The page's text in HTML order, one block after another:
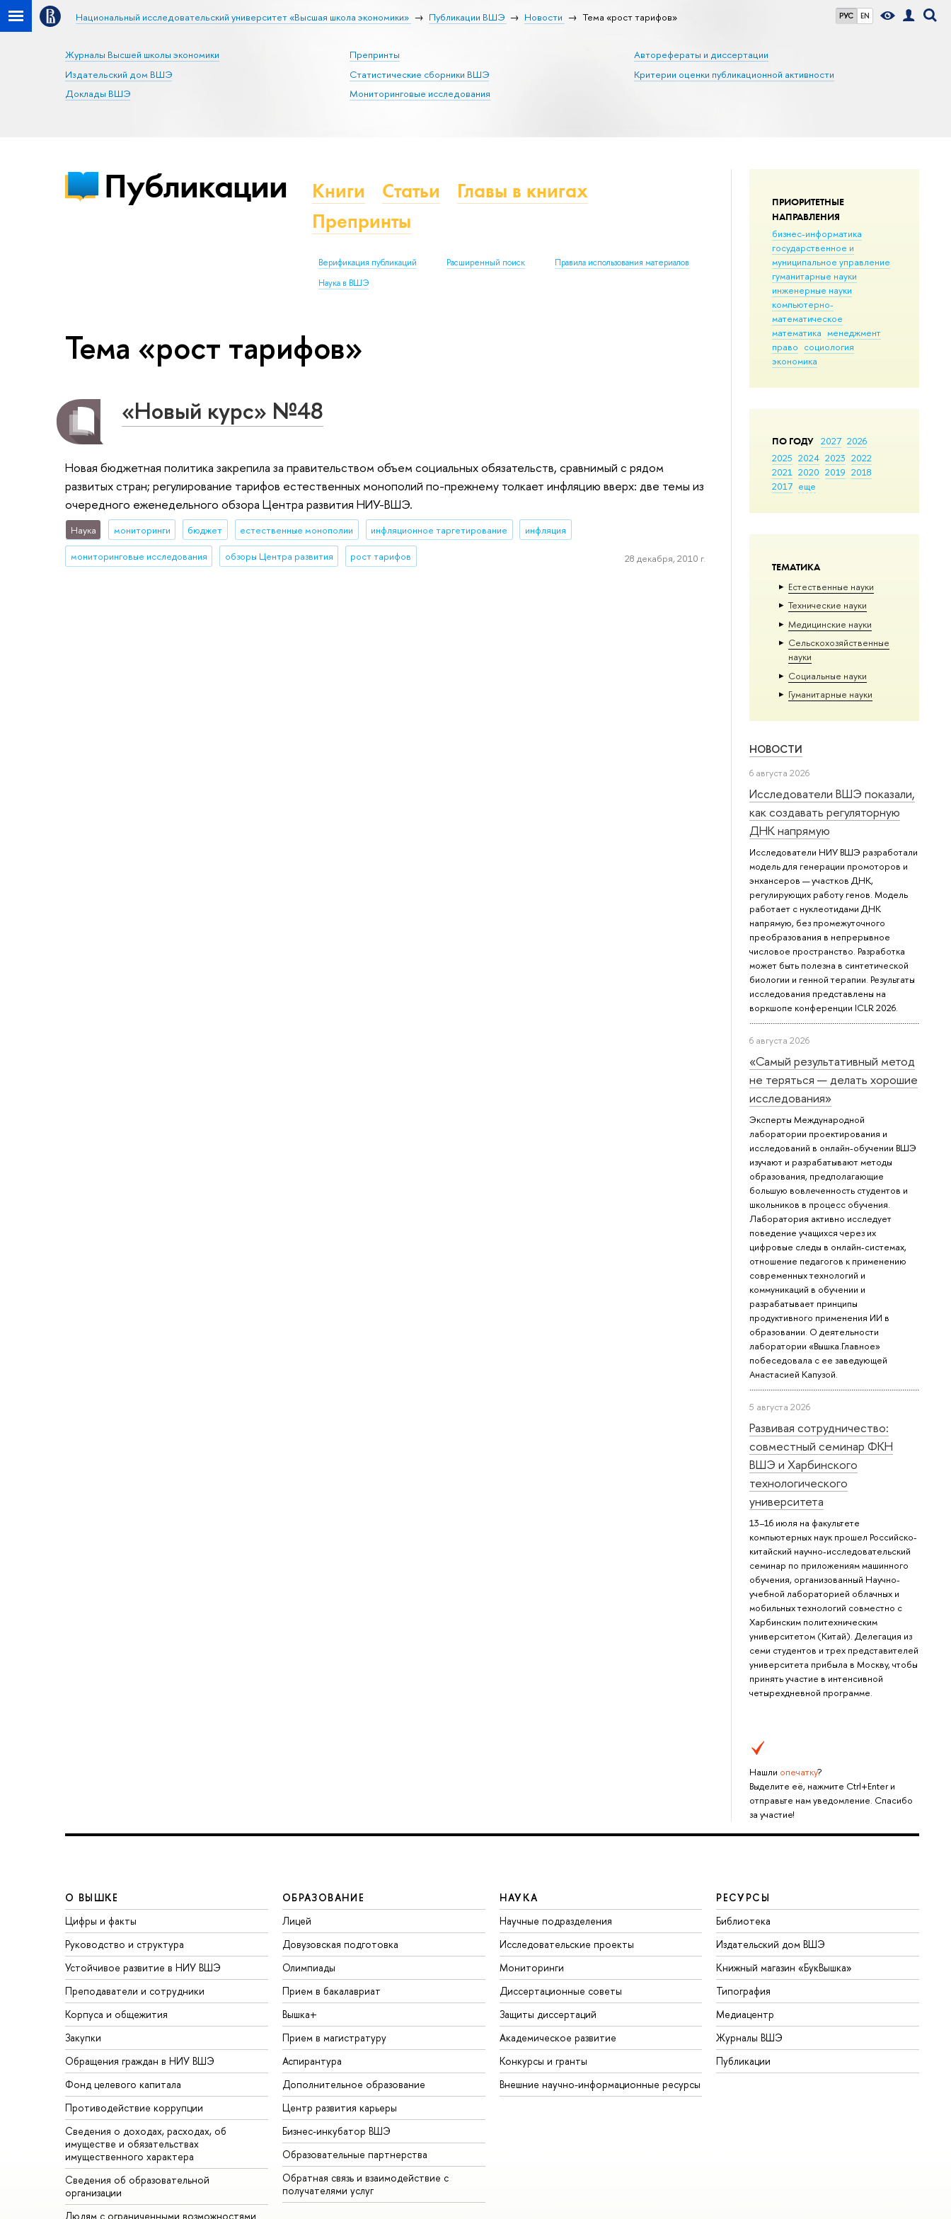
РУС EN
Национальный исследовательский университет «Высшая школа экономики» Публикации ВШЭ Новости Тема «рост тарифов»
Журналы Высшей школы экономики
Издательский дом ВШЭ
Доклады ВШЭ
Препринты
Статистические сборники ВШЭ
Мониторинговые исследования
Авторефераты и диссертации
Критерии оценки публикационной активности
ПРИОРИТЕТНЫЕ
НАПРАВЛЕНИЯ
бизнес-информатика
государственное и
муниципальное управление
гуманитарные науки
инженерные науки
компьютерно-
математическое
математика менеджмент
право социология
экономика
ПО ГОДУ 2027 2026
2025 2024 2023 2022
2021 2020 2019 2018
2017 еще
ТЕМАТИКА
Естественные науки
Тех­ничес­кие науки
Медицинские науки
Сельскохозяйственные
науки
Социальные науки
Гуманитарные науки
НОВОСТИ
6 августа 2026
Исследователи ВШЭ показали,
как создавать регуляторную
ДНК напрямую
Исследователи НИУ ВШЭ разработали
модель для генерации промоторов и
энхансеров — участков ДНК,
регулирующих работу генов. Модель
работает с нуклеотидами ДНК
напрямую, без промежуточного
преобразования в непрерывное
числовое пространство. Разработка
может быть полезна в синтетической
биологии и генной терапии. Результаты
исследования представлены на
воркшопе конференции ICLR 2026.
6 августа 2026
«Самый результативный метод
не теряться — делать хорошие
исследования»
Эксперты Международной
лаборатории проектирования и
исследований в онлайн-обучении ВШЭ
изучают и разрабатывают методы
образования, предполагающие
большую вовлеченность студентов и
школьников в процесс обучения.
Лаборатория активно исследует
поведение учащихся через их
цифровые следы в онлайн-системах,
отношение педагогов к применению
современных технологий и
коммуникаций в обучении и
разрабатывает принципы
продуктивного применения ИИ в
образовании. О деятельности
лаборатории «Вышка.Главное»
побеседовала с ее заведующей
Анастасией Капузой.
5 августа 2026
Развивая сотрудничество:
совместный семинар ФКН
ВШЭ и Харбинского
технологического
университета
13–16 июля на факультете
компьютерных наук прошел Российско-
китайский научно-исследовательский
семинар по приложениям машинного
обучения, организованный Научно-
учебной лабораторией облачных и
мобильных технологий совместно с
Харбинским политехническим
университетом (Китай). Делегация из
семи студентов и трех представителей
университета прибыла в Москву, чтобы
принять участие в интенсивной
четырехдневной программе.
Нашли опечатку?
Выделите её, нажмите Ctrl+Enter и
отправьте нам уведомление. Спасибо
за участие!
Публикации Книги Статьи
Главы в книгах
Препринты
Верификация публикаций Расширенный поиск
Правила использования материалов
Наука в ВШЭ
Тема «рост тарифов»
«Новый курс» №48
Новая бюджетная политика закрепила за правительством объем социальных обязательств, сравнимый с рядом
развитых стран; регулирование тарифов естественных монополий по-прежнему толкает инфляцию вверх: две темы из
очередного еженедельного обзора Центра развития НИУ-ВШЭ.
Наука мониторинги бюджет естественные монополии инфляционное таргетирование инфляция
мониторинговые исследования обзоры Центра развития рост тарифов 28 декабря, 2010 г.
О ВЫШКЕ
Цифры и факты
Руководство и структура
Устойчивое развитие в НИУ ВШЭ
Преподаватели и сотрудники
Корпуса и общежития
Закупки
Обращения граждан в НИУ ВШЭ
Фонд целевого капитала
Противодействие коррупции
Сведения о доходах, расходах, об
имуществе и обязательствах
имущественного характера
Сведения об образовательной
организации
Людям с ограниченными возможностями
ОБРАЗОВАНИЕ
Лицей
Довузовская подготовка
Олимпиады
Прием в бакалавриат
Вышка+
Прием в магистратуру
Аспирантура
Дополнительное образование
Центр развития карьеры
Бизнес-инкубатор ВШЭ
Образовательные партнерства
Обратная связь и взаимодействие с
получателями услуг
НАУКА
Научные подразделения
Исследовательские проекты
Мониторинги
Диссертационные советы
Защиты диссертаций
Академическое развитие
Конкурсы и гранты
Внешние научно-информационные ресурсы
РЕСУРСЫ
Библиотека
Издательский дом ВШЭ
Книжный магазин «БукВышка»
Типография
Медиацентр
Журналы ВШЭ
Публикации